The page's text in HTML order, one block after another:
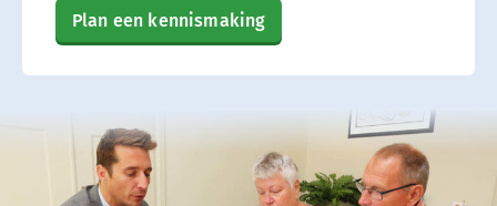
Plan een kennismaking